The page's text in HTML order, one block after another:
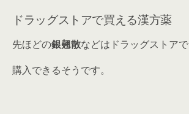
ドラッグストアで買える漢方薬
先ほどの銀翹散などはドラッグストアで
購入できるそうです。